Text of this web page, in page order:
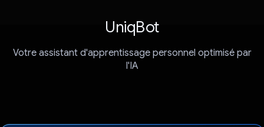
UniqBot
Votre assistant d'apprentissage personnel optimisé par
l'IA